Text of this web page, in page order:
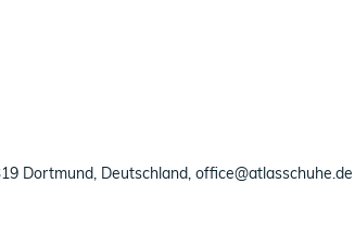
Dortmund, Deutschland, office@atlasschuhe.de